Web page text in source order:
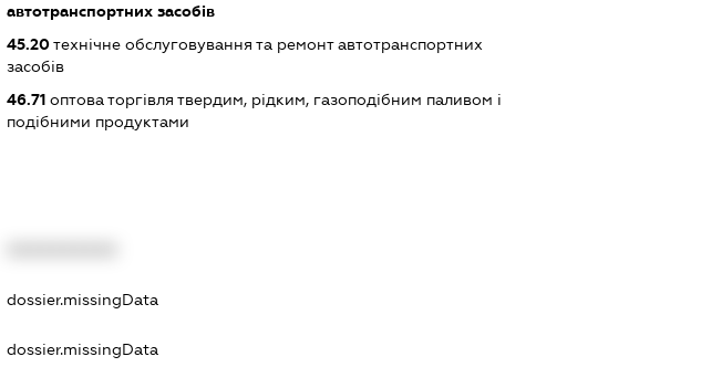
автотранспортних засобів
45.20технічне обслуговування та ремонт автотранспортних
засобів
46.71оптова торгівля твердим, рідким, газоподібним паливом і
подібними продуктами
dossier.missingData
dossier.missingData